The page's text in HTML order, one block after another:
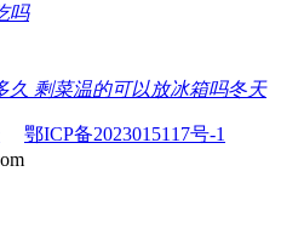
吗
久 剩菜温的可以放冰箱吗冬天
鄂ICP备2023015117号-1